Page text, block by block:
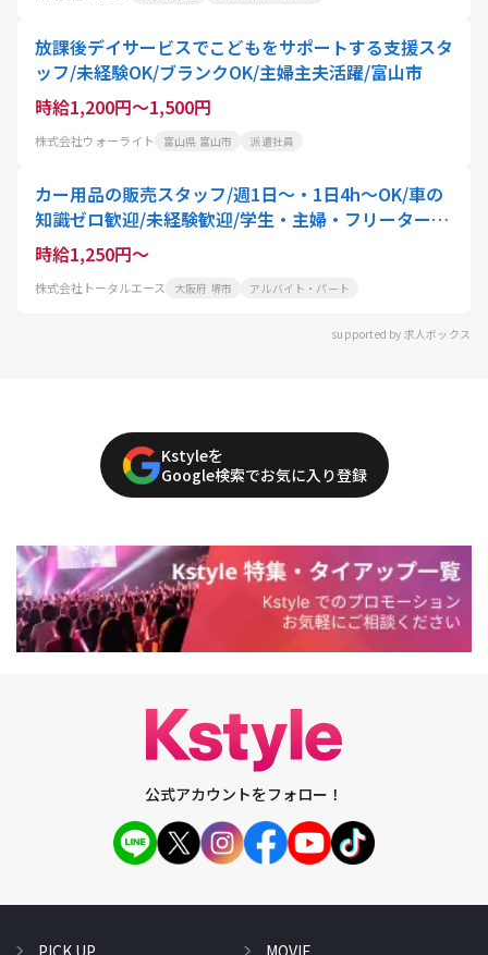
放課後デイサービスでこどもをサポートする支援スタ
ッフ/未経験OK/ブランクOK/主婦主夫活躍/富山市
時給1,200円～1,500円
株式会社ウォーライト 富山県 富山市 派遣社員
カー用品の販売スタッフ/週1日～・1日4h～OK/車の
知識ゼロ歓迎/未経験歓迎/学生・主婦・フリーター大
歓迎
時給1,250円～
株式会社トータルエース 大阪府 堺市 アルバイト・パート
supported by 求人ボックス
Kstyleを
Google検索でお気に入り登録
公式アカウントをフォロー！